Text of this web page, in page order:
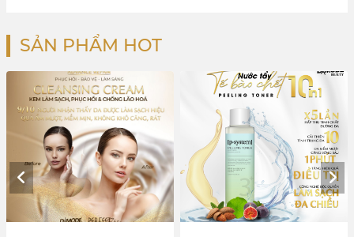
SẢN PHẨM HOT